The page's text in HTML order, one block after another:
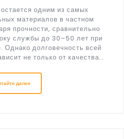
одним из самых
материалов в частном
прочности, сравнительно
службы до 30–50 лет при
Однако долговечность всей
не только от качества…
далее